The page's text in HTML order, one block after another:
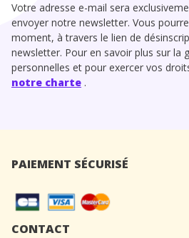
Votre adresse e-mail sera
envoyer notre newsletter. Vous
moment, à travers le lien de
newsletter. Pour en savoir plus sur la
personnelles et pour exercer vos
notre charte .
PAIEMENT SÉCURISÉ
CONTACT